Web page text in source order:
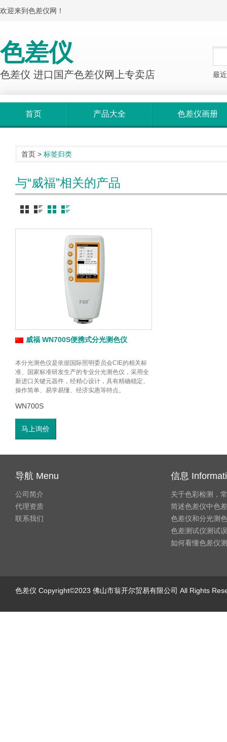
欢迎来到色差仪网！
色差仪
色差仪 进口国产色差仪网上专卖店 最
首页 产品大全 色差仪画册
首页 > 标签归类
与“威福”相关的产品
威福 WN700S便携式分光测色仪
本分光测色仪是依据国际照明委员会CIE的相关标
准、国家标准研发生产的专业分光测色仪，采用全
新进口关键元器件，经精心设计，具有精确稳定、
操作简单、易学易懂、经济实惠等特点。
WN700S
马上询价
导航 Menu
公司简介
代理资质
联系我们
信息
关于色彩检测，
简述色差仪中色
色差仪和分光测
色差测试仪测试
如何看懂色差仪
色差仪 Copyright©2023 佛山市翁开尔贸易有限公司 All Rights